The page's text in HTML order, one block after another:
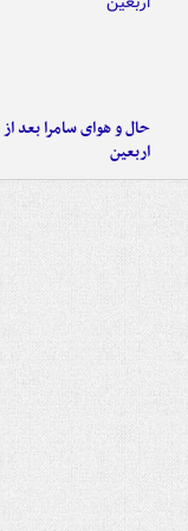
حال و هوای سامرا بعد از
اربعین